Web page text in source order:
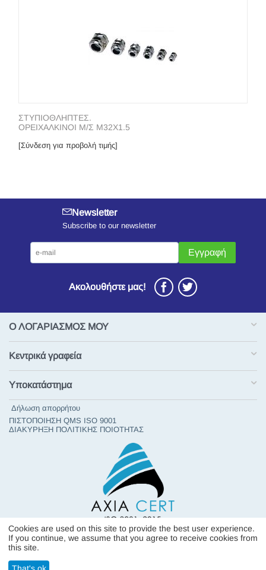
ΣΤΥΠΙΟΘΛΗΠΤΕΣ.
ΟΡΕΙΧΑΛΚΙΝΟΙ Μ/Σ Μ32Χ1.5
[Σύνδεση για προβολή τιμής]
Newsletter
Subscribe to our newsletter
Εγγραφή
Ακολουθήστε μας!
Ο ΛΟΓΑΡΙΑΣΜΟΣ ΜΟΥ
Κεντρικά γραφεία
Υποκατάστημα
Δήλωση απορρήτου
ΠΙΣΤΟΠΟΙΗΣΗ QMS ISO 9001
ΔΙΑΚΥΡΗΞΗ ΠΟΛΙΤΙΚΗΣ ΠΟΙΟΤΗΤΑΣ
Σχετικά με εμάς
© 1976 - 2026 GLOBUS MARINE CO-FILIPPAKIS. Υποστήριξη από
Cookies are used on this site to provide the best user experience.
If you continue, we assume that you agree to receive cookies from
this site.